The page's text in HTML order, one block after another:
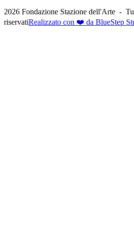
2026 Fondazione Stazione dell'Arte -
riservatiRealizzato con ❤️ da BlueStep